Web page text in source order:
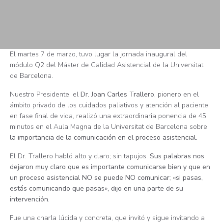
El martes 7 de marzo, tuvo lugar la jornada inaugural del
módulo Q2 del Máster de Calidad Asistencial de la Universitat
de Barcelona.
Nuestro Presidente, el Dr. Joan Carles Trallero, pionero en el
ámbito privado de los cuidados paliativos y atención al paciente
en fase final de vida, realizó una extraordinaria ponencia de 45
minutos en el Aula Magna de la Universitat de Barcelona sobre
la importancia de la comunicación en el proceso asistencial.
El Dr. Trallero habló alto y claro; sin tapujos. Sus palabras nos
dejaron muy claro que es importante comunicarse bien y que en
un proceso asistencial NO se puede NO comunicar; «si pasas,
estás comunicando que pasas», dijo en una parte de su
intervención.
Fue una charla lúcida y concreta, que invitó y sigue invitando a